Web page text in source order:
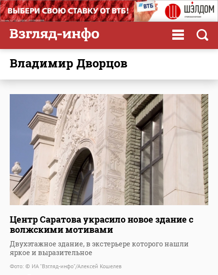
Владимир Дворцов
Центр Саратова украсило новое здание с
волжскими мотивами
Двухэтажное здание, в экстерьере которого нашли
яркое и выразительное
Фото: © ИА "Взгляд-инфо"/Алексей Кошелев